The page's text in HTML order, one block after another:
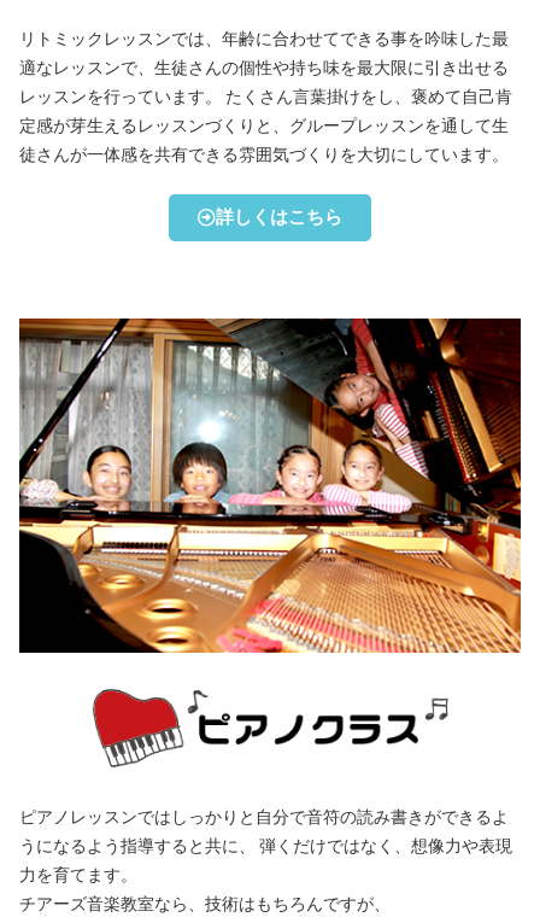
リトミックレッスンでは、年齢に合わせてできる事を吟味した最
適なレッスンで、生徒さんの個性や持ち味を最大限に引き出せる
レッスンを行っています。 たくさん言葉掛けをし、褒めて自己肯
定感が芽生えるレッスンづくりと、グループレッスンを通して生
徒さんが一体感を共有できる雰囲気づくりを大切にしています。
詳しくはこちら
ピアノレッスンではしっかりと自分で音符の読み書きができるよ
うになるよう指導すると共に、 弾くだけではなく、想像力や表現
力を育てます。
チアーズ音楽教室なら、技術はもちろんですが、